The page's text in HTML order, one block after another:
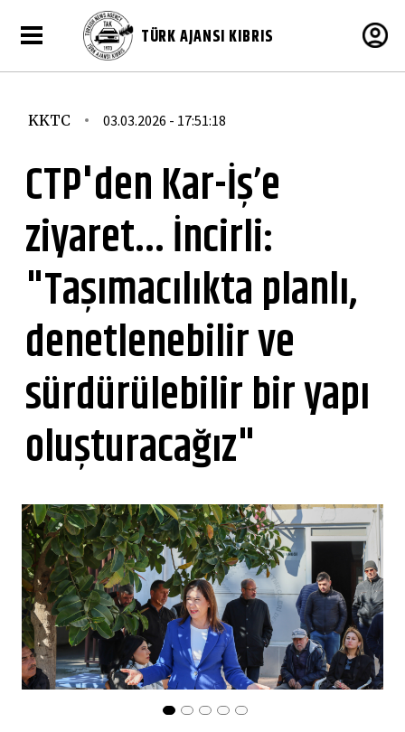
TÜRK AJANSI KIBRIS
KKTC 03.03.2026 - 17:51:18
CTP'den Kar-İş’e
ziyaret... İncirli:
"Taşımacılıkta planlı,
denetlenebilir ve
sürdürülebilir bir yapı
oluşturacağız"